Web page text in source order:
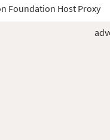
Foundation Host Proxy